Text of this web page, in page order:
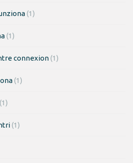
(1)
(1)
connexion(1)
(1)
(1)
(1)